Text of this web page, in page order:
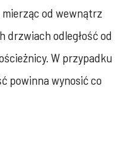
od wewnątrz
drzwiach odległość od
W przypadku
powinna wynosić co